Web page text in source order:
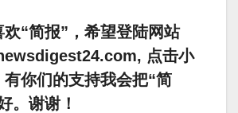
“简报”，希望登陆网站
点击小
你们的支持我会把“简
。谢谢！